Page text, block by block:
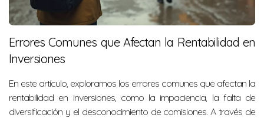
Errores Comunes que Afectan la Rentabilidad en
Inversiones
En este artículo, exploramos los errores comunes que afectan la
rentabilidad en inversiones, como la impaciencia, la falta de
diversificación y el desconocimiento de comisiones. A través de